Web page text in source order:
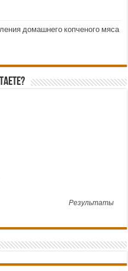
домашнего копченого мяса
Результаты